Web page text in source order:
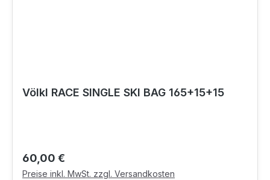
Völkl RACE SINGLE SKI BAG 165+15+15
Regulärer Preis:
60,00 €
Preise inkl. MwSt. zzgl. Versandkosten